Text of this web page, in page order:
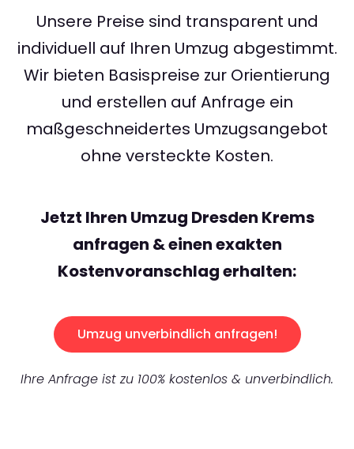
Unsere Preise sind transparent und
individuell auf Ihren Umzug abgestimmt.
Wir bieten Basispreise zur Orientierung
und erstellen auf Anfrage ein
maßgeschneidertes Umzugsangebot
ohne versteckte Kosten.
Jetzt Ihren Umzug Dresden Krems
anfragen & einen exakten
Kostenvoranschlag erhalten:
Umzug unverbindlich anfragen!
Ihre Anfrage ist zu 100% kostenlos & unverbindlich.